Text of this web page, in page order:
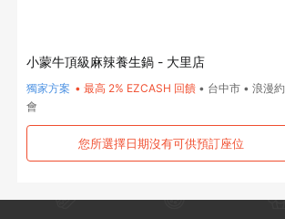
小蒙牛頂級麻辣養生鍋 - 大里店
獨家方案 •最高 2% EZCASH 回饋 • 台中市 •浪漫約
會
您所選擇日期沒有可供預訂座位